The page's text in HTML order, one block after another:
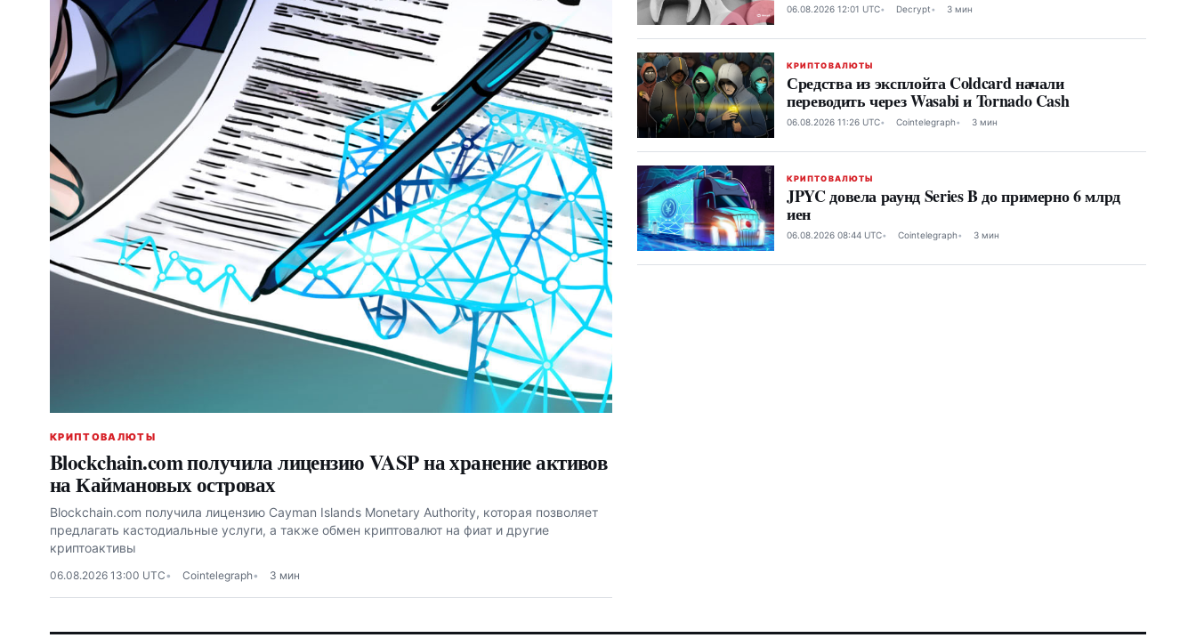
КРИПТОВАЛЮТЫ
Blockchain.com получила лицензию VASP на хранение активов
на Каймановых островах
Blockchain.com получила лицензию Cayman Islands Monetary Authority, которая позволяет
предлагать кастодиальные услуги, а также обмен криптовалют на фиат и другие
криптоактивы
06.08.2026 13:00 UTC Cointelegraph 3 мин
06.08.2026 12:01 UTC Decrypt 3 мин
КРИПТОВАЛЮТЫ
Средства из эксплойта Coldcard начали
переводить через Wasabi и Tornado Cash
06.08.2026 11:26 UTC Cointelegraph 3 мин
КРИПТОВАЛЮТЫ
JPYC довела раунд Series B до примерно 6 млрд
иен
06.08.2026 08:44 UTC Cointelegraph 3 мин